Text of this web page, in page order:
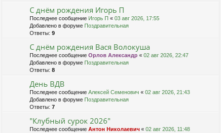
С днём рождения Игорь П
Последнее сообщение Игорь П « 03 авг 2026, 17:55
Добавлено в форуме Поздравительная
Ответы: 9
С днём рождения Вася Волокуша
Последнее сообщение Орлов Александр « 02 авг 2026, 22:47
Добавлено в форуме Поздравительная
Ответы: 8
День ВДВ
Последнее сообщение Алексей Семенович « 02 авг 2026, 21:43
Добавлено в форуме Поздравительная
Ответы: 7
"Клубный сурок 2026"
Последнее сообщение Антон Николаевич « 02 авг 2026, 11:48